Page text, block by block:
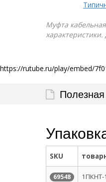
Муфта
https://rutube.ru/play/embed/
SKU
69548 1ПКНТ-